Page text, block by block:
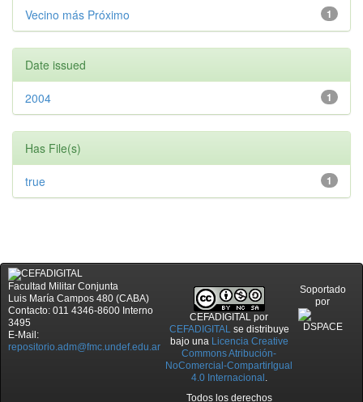
1
Vecino más Próximo
Date issued
1
2004
Has File(s)
1
true
Facultad Militar Conjunta
Luis María Campos 480 (CABA)
Contacto: 011 4346-8600 Interno
3495
E-Mail:
repositorio.adm@fmc.undef.edu.ar
CEFADIGITAL por
CEFADIGITALse distribuye
bajo una Licencia Creative
Commons Atribución-
NoComercial-CompartirIgual
4.0 Internacional .
Todos los derechos
Soportado
por